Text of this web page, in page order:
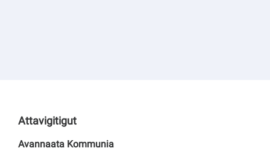
Attavigitigut
Avannaata Kommunia